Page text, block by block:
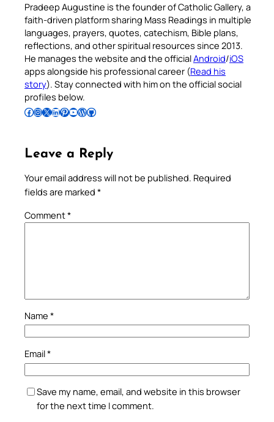
Pradeep Augustine is the founder of Catholic Gallery, a
faith-driven platform sharing Mass Readings in multiple
languages, prayers, quotes, catechism, Bible plans,
reflections, and other spiritual resources since 2013.
He manages the website and the officialAndroid/iOS
apps alongside his professional career (Read his
story). Stay connected with him on the official social
profiles below.
Follow Pradeep on Facebook Follow Pradeep on InstagramFollow Pradeep on X Follow Pradeep on LinkedIn Follow Pradeep on Pinterest Subscribe to Pradeep’s Youtube Channel Follow Pradeep on WordPress Follow Pradeep on GitHub
Leave a Reply
Your email address will not be published. Required
fields are marked *
Comment*
Name *
Email*
Save my name, email, and website in this browser
for the next time I comment.